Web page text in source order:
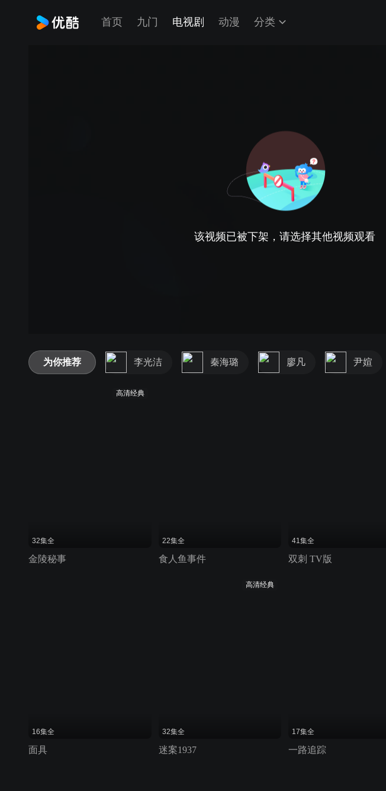
首页 九门 电视剧 动漫 分类
该视频已被下架，请选择其他视频观看
为你推荐 李光洁 秦海璐 廖凡 尹媗
高清经典
32集全
金陵秘事
22集全
食人鱼事件
41集全
双刺 TV版
16集全
面具
高清经典
32集全
迷案1937
17集全
一路追踪